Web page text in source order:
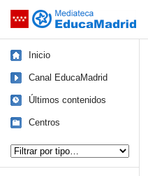
Saltar navegación
Inicio
Canal EducaMadrid
Últimos contenidos
Centros